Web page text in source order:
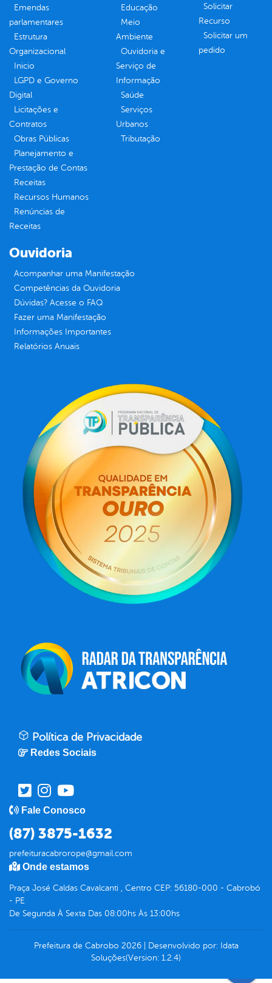
Emendas
parlamentares
Estrutura
Organizacional
Inicio
LGPD e Governo
Digital
Licitações e
Contratos
Obras Públicas
Planejamento e
Prestação de Contas
Receitas
Recursos Humanos
Renúncias de
Receitas
Educação
Meio
Ambiente
Ouvidoria e
Serviço de
Informação
Saúde
Serviços
Urbanos
Tributação
Solicitar
Recurso
Solicitar um
pedido
Ouvidoria
Acompanhar uma Manifestação
Competências da Ouvidoria
Dúvidas? Acesse o FAQ
Fazer uma Manifestação
Informações Importantes
Relatórios Anuais
Política de Privacidade
Redes Sociais
Fale Conosco
(87) 3875-1632
prefeituracabrorope@gmail.com
Onde estamos
Praça José Caldas Cavalcanti , Centro CEP: 56180-000 - Cabrobó
- PE
De Segunda À Sexta Das 08:00hs Às 13:00hs
Prefeitura de Cabrobo 2026| Desenvolvido por: Idata
Soluções(Version: 1.2.4)